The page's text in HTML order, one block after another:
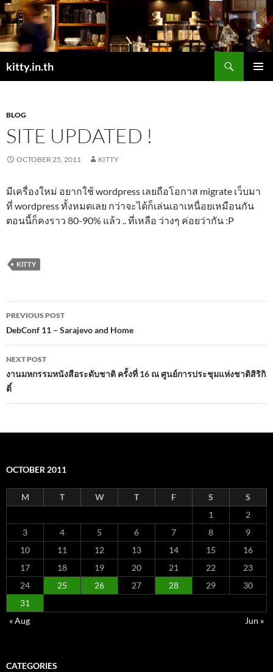
Skip
to
content
kitty.in.th
BLOG
SITE UPDATED !
OCTOBER 25, 2011 KITTY
มีเครื่องใหม่ อยากใช้ wordpress เลยถือโอกาส migrate เว็บมา
ที่ wordpress ทั้งหมดเลย กว่าจะได้ก็เล่นเอาเหนื่อยเหมือนกัน
ตอนนี้ก็คงราว 80-90% แล้ว .. ที่เหลือ ว่างๆ ค่อยว่ากัน :P
KITTY
Post
navigation
PREVIOUS POST
DebConf 11 – Sarajevo and Home
NEXT POST
งานมหกรรมหนังสือระดับชาติ ครั้งที่ 16 ณ ศูนย์การประชุมแห่งชาติสิริกิ
ติ์
OCTOBER 2011
M T W T F S
S
1
2
3
4 5 6 7 8
9
10
11 12 13 14 15
16
17
18 19 20 21 22
23
24
25 26 27 28 29
30
31
« Aug
Jun »
CATEGORIES